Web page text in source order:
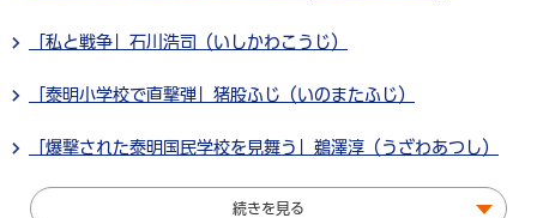
「私と戦争」石川浩司（いしかわこうじ）
「泰明小学校で直撃弾」猪股ふじ（いのまたふじ）
「爆撃された泰明国民学校を見舞う」鵜澤淳（うざわあつし）
続きを見る